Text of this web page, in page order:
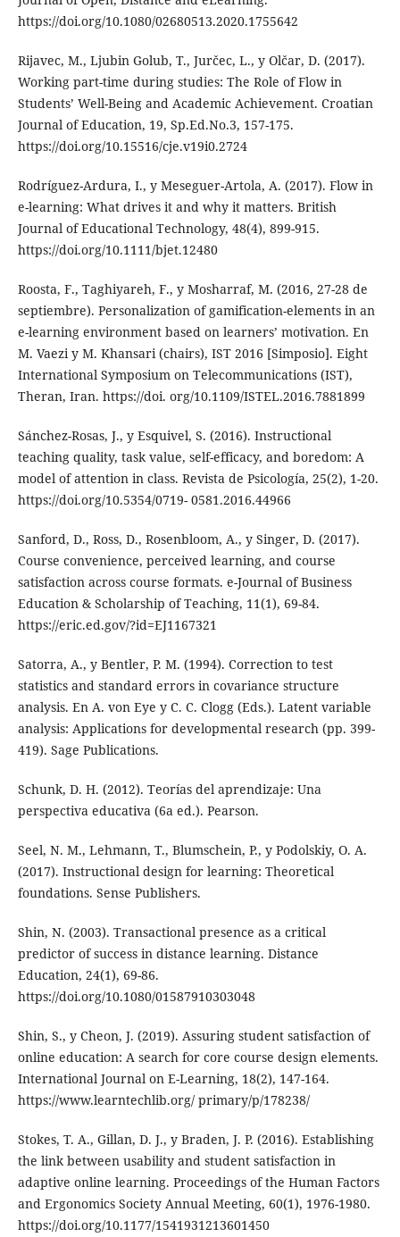
https://doi.org/10.1080/02680513.2020.1755642
Rijavec, M., Ljubin Golub, T., Jurčec, L., y Olčar, D. (2017).
Working part-time during studies: The Role of Flow in
Students’ Well-Being and Academic Achievement. Croatian
Journal of Education, 19, Sp.Ed.No.3, 157-175.
https://doi.org/10.15516/cje.v19i0.2724
Rodríguez-Ardura, I., y Meseguer-Artola, A. (2017). Flow in
e-learning: What drives it and why it matters. British
Journal of Educational Technology, 48(4), 899-915.
https://doi.org/10.1111/bjet.12480
Roosta, F., Taghiyareh, F., y Mosharraf, M. (2016, 27-28 de
septiembre). Personalization of gamification-elements in an
e-learning environment based on learners’ motivation. En
M. Vaezi y M. Khansari (chairs), IST 2016 [Simposio]. Eight
International Symposium on Telecommunications (IST),
Theran, Iran. https://doi. org/10.1109/ISTEL.2016.7881899
Sánchez-Rosas, J., y Esquivel, S. (2016). Instructional
teaching quality, task value, self-efficacy, and boredom: A
model of attention in class. Revista de Psicología, 25(2), 1-20.
https://doi.org/10.5354/0719- 0581.2016.44966
Sanford, D., Ross, D., Rosenbloom, A., y Singer, D. (2017).
Course convenience, perceived learning, and course
satisfaction across course formats. e-Journal of Business
Education & Scholarship of Teaching, 11(1), 69-84.
https://eric.ed.gov/?id=EJ1167321
Satorra, A., y Bentler, P. M. (1994). Correction to test
statistics and standard errors in covariance structure
analysis. En A. von Eye y C. C. Clogg (Eds.). Latent variable
analysis: Applications for developmental research (pp. 399-
419). Sage Publications.
Schunk, D. H. (2012). Teorías del aprendizaje: Una
perspectiva educativa (6a ed.). Pearson.
Seel, N. M., Lehmann, T., Blumschein, P., y Podolskiy, O. A.
(2017). Instructional design for learning: Theoretical
foundations. Sense Publishers.
Shin, N. (2003). Transactional presence as a critical
predictor of success in distance learning. Distance
Education, 24(1), 69-86.
https://doi.org/10.1080/01587910303048
Shin, S., y Cheon, J. (2019). Assuring student satisfaction of
online education: A search for core course design elements.
International Journal on E-Learning, 18(2), 147-164.
https://www.learntechlib.org/ primary/p/178238/
Stokes, T. A., Gillan, D. J., y Braden, J. P. (2016). Establishing
the link between usability and student satisfaction in
adaptive online learning. Proceedings of the Human Factors
and Ergonomics Society Annual Meeting, 60(1), 1976-1980.
https://doi.org/10.1177/1541931213601450